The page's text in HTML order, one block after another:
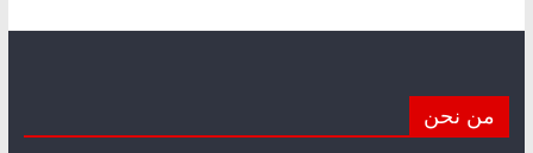
من نحن